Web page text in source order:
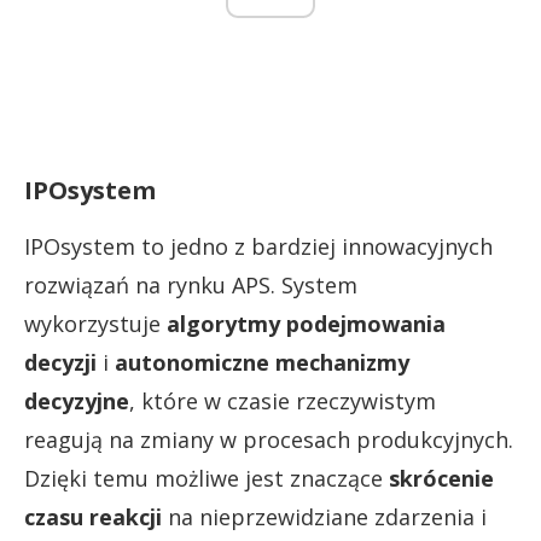
IPOsystem
IPOsystem to jedno z bardziej innowacyjnych
rozwiązań na rynku APS. System
wykorzystuje algorytmy podejmowania
decyzji i autonomiczne mechanizmy
decyzyjne, które w czasie rzeczywistym
reagują na zmiany w procesach produkcyjnych.
Dzięki temu możliwe jest znaczące skrócenie
czasu reakcji na nieprzewidziane zdarzenia i